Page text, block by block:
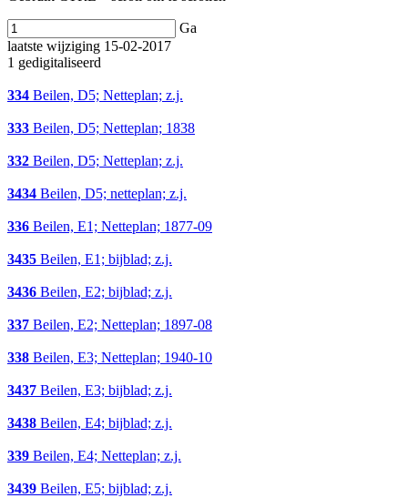
Ga
laatste wijziging 15-02-2017
1 gedigitaliseerd
334 Beilen, D5; Netteplan; z.j.
333 Beilen, D5; Netteplan; 1838
332 Beilen, D5; Netteplan; z.j.
3434 Beilen, D5; netteplan; z.j.
336 Beilen, E1; Netteplan; 1877-09
3435 Beilen, E1; bijblad; z.j.
3436 Beilen, E2; bijblad; z.j.
337 Beilen, E2; Netteplan; 1897-08
338 Beilen, E3; Netteplan; 1940-10
3437 Beilen, E3; bijblad; z.j.
3438 Beilen, E4; bijblad; z.j.
339 Beilen, E4; Netteplan; z.j.
3439 Beilen, E5; bijblad; z.j.